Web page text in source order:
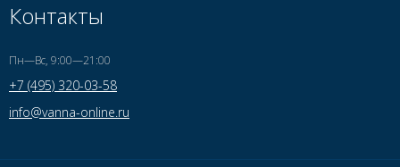
Контакты
Пн—Вс, 9:00—21:00
+7 (495) 320-03-58
info@vanna-online.ru